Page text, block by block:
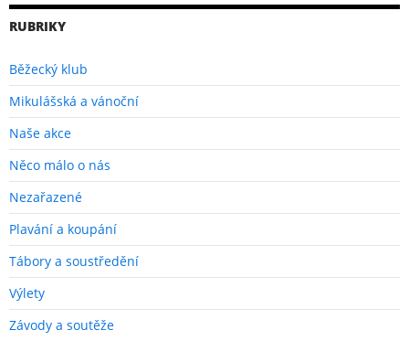
RUBRIKY
Běžecký klub
Mikulášská a vánoční
Naše akce
Něco málo o nás
Nezařazené
Plavání a koupání
Tábory a soustředění
Výlety
Závody a soutěže